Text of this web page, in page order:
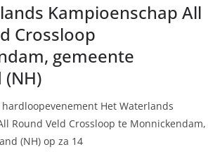
Kampioenschap All
Crossloop
gemeente
Het Waterlands
Round Veld Crossloop te Monnickendam,
(NH) op za 14